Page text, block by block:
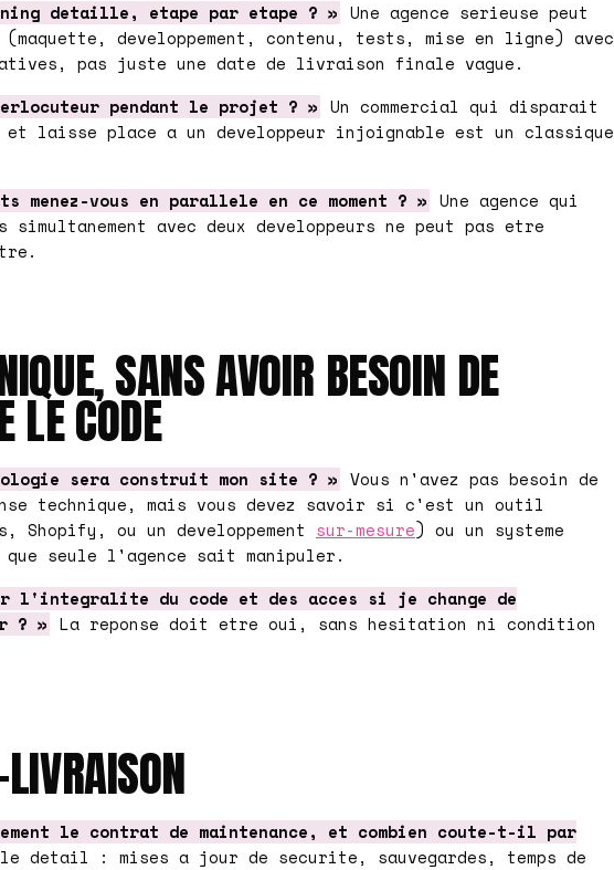
detaille, etape par etape ? » Une agence serieuse peut
developpement, contenu, tests, mise en ligne) avec
pas juste une date de livraison finale vague.
pendant le projet ? » Un commercial qui disparait
laisse place a un developpeur injoignable est un classique
menez-vous en parallele en ce moment ? » Une agence qui
avec deux developpeurs ne peut pas etre
SANS AVOIR BESOIN DE
LE CODE
sera construit mon site ? » Vous n'avez pas besoin de
technique, mais vous devez savoir si c'est un outil
Shopify, ou un developpement sur-mesure) ou un systeme
seule l'agence sait manipuler.
l'integralite du code et des acces si je change de
? » La reponse doit etre oui, sans hesitation ni condition
le contrat de maintenance, et combien coute-t-il par
le detail : mises a jour de securite, sauvegardes, temps de